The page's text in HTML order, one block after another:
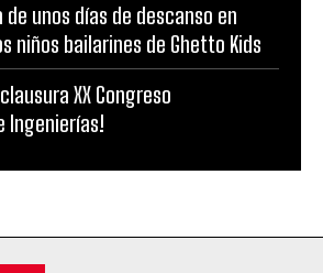
unos días de descanso en
niños bailarines de Ghetto Kids
XX Congreso
Ingenierías!